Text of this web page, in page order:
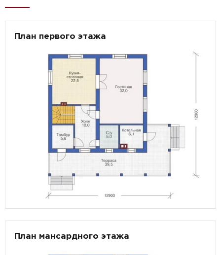
План первого этажа
План мансардного этажа